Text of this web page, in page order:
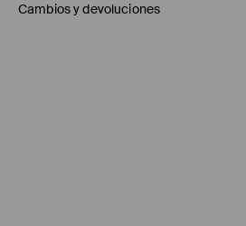
35% POLIÉSTER, 31% ALPACA, 31% LANA,
Cambios y devoluciones